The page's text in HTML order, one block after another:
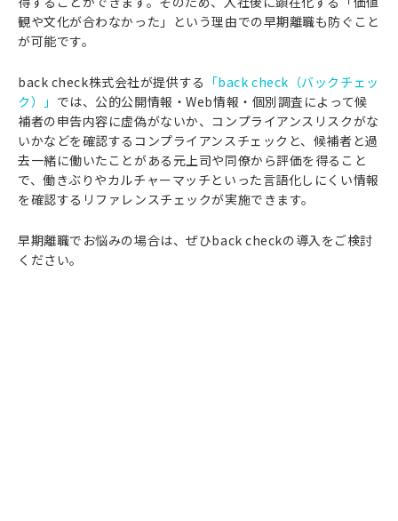
観や文化が合わなかった」という理由での早期離職も防ぐこと
が可能です。
back check株式会社が提供する 「back check（バックチェッ
ク）」 では、公的公開情報・Web情報・個別調査によって候
補者の申告内容に虚偽がないか、コンプライアンスリスクがな
いかなどを確認するコンプライアンスチェックと、候補者と過
去一緒に働いたことがある元上司や同僚から評価を得ること
で、働きぶりやカルチャーマッチといった言語化しにくい情報
を確認するリファレンスチェックが実施できます。
早期離職でお悩みの場合は、ぜひback checkの導入をご検討
ください。